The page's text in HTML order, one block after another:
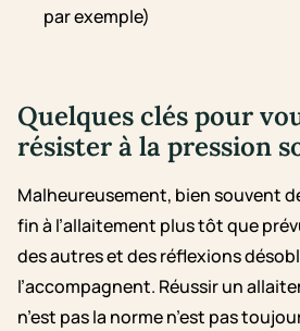
par exemple)
Quelques clés pour
résister à la pression
Malheureusement, bien souvent
fin à l’allaitement plus tôt que
des autres et des réflexions
l’accompagnent. Réussir un
n’est pas la norme n’est pas